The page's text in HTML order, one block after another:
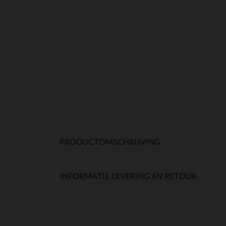
PRODUCTOMSCHRIJVING
INFORMATIE LEVERING EN RETOUR